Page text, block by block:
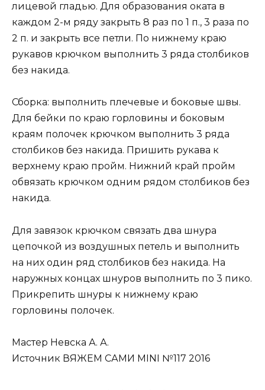
лицевой гладью. Для образования оката в
каждом 2-м ряду закрыть 8 раз по 1 п., 3 раза по
2 п. и закрыть все петли. По нижнему краю
рукавов крючком выполнить 3 ряда столбиков
без накида.
Сборка: выполнить плечевые и боковые швы.
Для бейки по краю горловины и боковым
краям полочек крючком выполнить 3 ряда
столбиков без накида. Пришить рукава к
верхнему краю пройм. Нижний край пройм
обвязать крючком одним рядом столбиков без
накида.
Для завязок крючком связать два шнура
цепочкой из воздушных петель и выполнить
на них один ряд столбиков без накида. На
наружных концах шнуров выполнить по 3 пико.
Прикрепить шнуры к нижнему краю
горловины полочек.
Мастер Невска А. А.
Источник ВЯЖЕМ САМИ MINI №117 2016